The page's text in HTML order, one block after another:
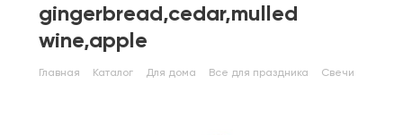
gingerbread,cedar,mulled
wine,apple
Главная Каталог Для дома Все для праздника Свечи